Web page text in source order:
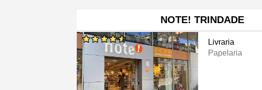
NOTE! TRINDADE
Livraria
Papelaria